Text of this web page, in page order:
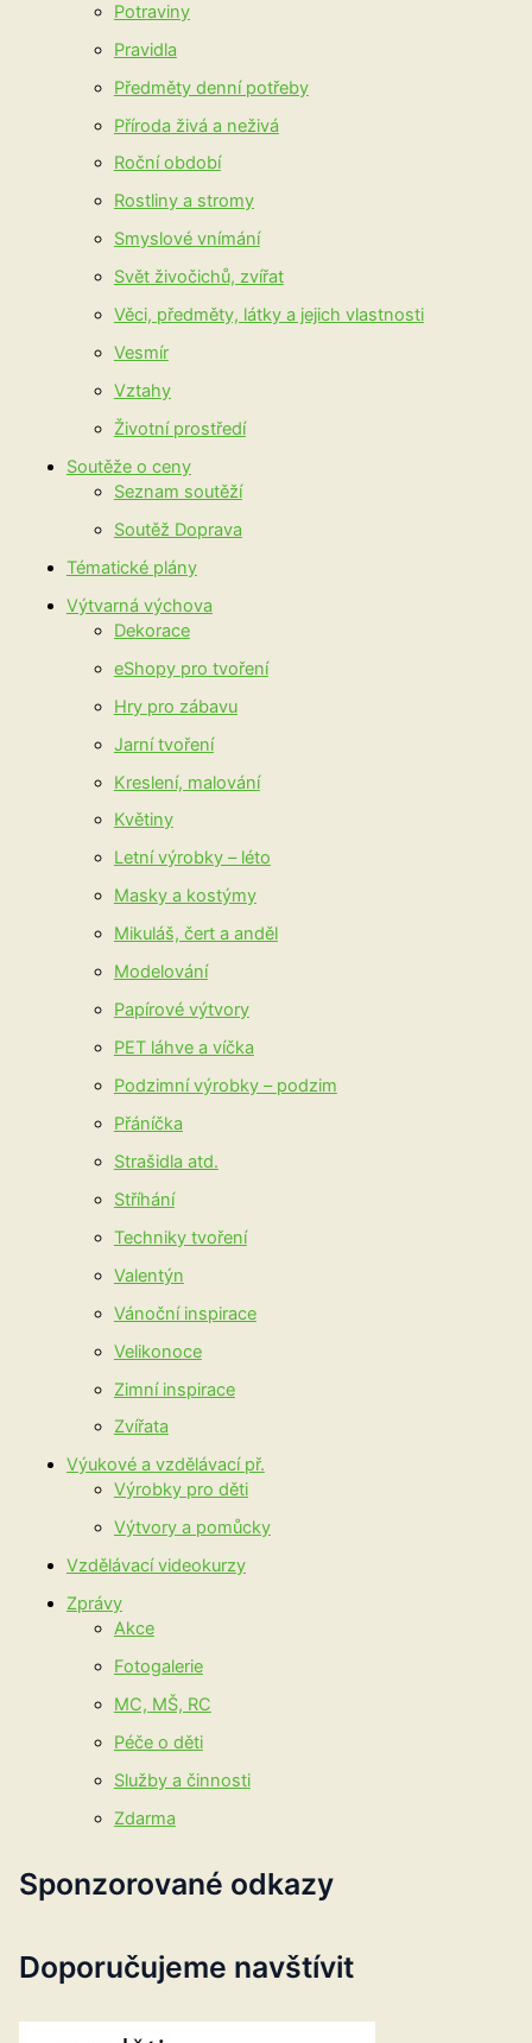
Potraviny
Pravidla
Předměty denní potřeby
Příroda živá a neživá
Roční období
Rostliny a stromy
Smyslové vnímání
Svět živočichů, zvířat
Věci, předměty, látky a jejich vlastnosti
Vesmír
Vztahy
Životní prostředí
Soutěže o ceny
Seznam soutěží
Soutěž Doprava
Tématické plány
Výtvarná výchova
Dekorace
eShopy pro tvoření
Hry pro zábavu
Jarní tvoření
Kreslení, malování
Květiny
Letní výrobky – léto
Masky a kostýmy
Mikuláš, čert a anděl
Modelování
Papírové výtvory
PET láhve a víčka
Podzimní výrobky – podzim
Přáníčka
Strašidla atd.
Stříhání
Techniky tvoření
Valentýn
Vánoční inspirace
Velikonoce
Zimní inspirace
Zvířata
Výukové a vzdělávací př.
Výrobky pro děti
Výtvory a pomůcky
Vzdělávací videokurzy
Zprávy
Akce
Fotogalerie
MC, MŠ, RC
Péče o děti
Služby a činnosti
Zdarma
Sponzorované odkazy
Doporučujeme navštívit